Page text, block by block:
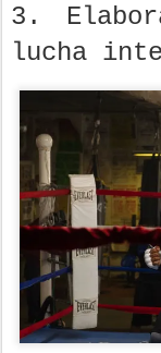
3.
lucha